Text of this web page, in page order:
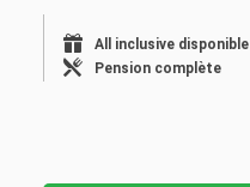
All inclusive disponible
Pension complète